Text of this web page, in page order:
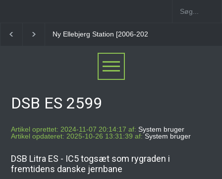
[2006-2023] Vesterport Station Stoholm Station
DSB ES 2599
Artikel oprettet: 2024-11-07 20:14:17 af: System bruger
Artikel opdateret: 2025-10-26 13:31:39 af: System bruger
DSB Litra ES - IC5 togsæt som rygraden i
fremtidens danske jernbane